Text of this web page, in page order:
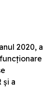
2020, a
și a